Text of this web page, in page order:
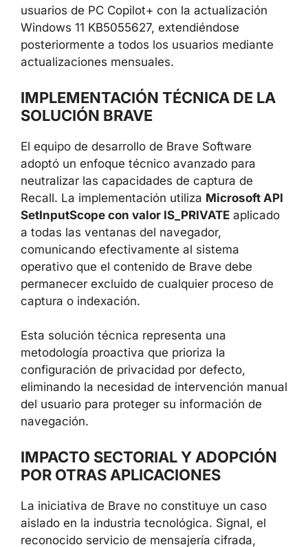
usuarios de PC Copilot+ con la actualización
Windows 11 KB5055627, extendiéndose
posteriormente a todos los usuarios mediante
actualizaciones mensuales.
IMPLEMENTACIÓN TÉCNICA DE LA
SOLUCIÓN BRAVE
El equipo de desarrollo de Brave Software
adoptó un enfoque técnico avanzado para
neutralizar las capacidades de captura de
Recall. La implementación utiliza Microsoft API
SetInputScope con valor IS_PRIVATE aplicado
a todas las ventanas del navegador,
comunicando efectivamente al sistema
operativo que el contenido de Brave debe
permanecer excluido de cualquier proceso de
captura o indexación.
Esta solución técnica representa una
metodología proactiva que prioriza la
configuración de privacidad por defecto,
eliminando la necesidad de intervención manual
del usuario para proteger su información de
navegación.
IMPACTO SECTORIAL Y ADOPCIÓN
POR OTRAS APLICACIONES
La iniciativa de Brave no constituye un caso
aislado en la industria tecnológica. Signal, el
reconocido servicio de mensajería cifrada,